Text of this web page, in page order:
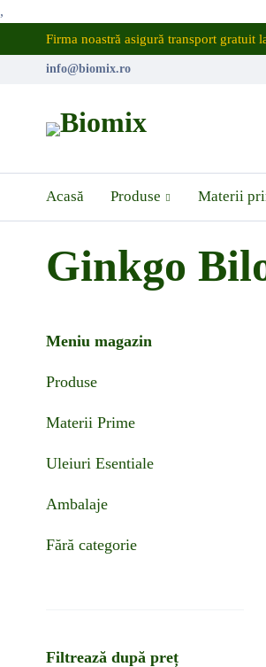
,
Firma noastră asigură transport gratuit
info@biomix.ro
Acasă Produse Materii
Ginkgo
Meniu magazin
Produse
Materii Prime
Uleiuri Esentiale
Ambalaje
Fără categorie
Filtrează după preț